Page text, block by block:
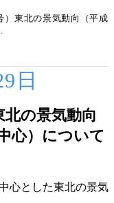
）東北の景気動向（平成
日
北の景気動向
心）について
心とした東北の景気